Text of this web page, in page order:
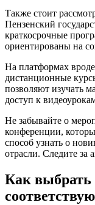
Также стоит
Пензенский
краткосрочные
ориентированы на
На платформах
дистанционные
позволяют изучать
доступ к
Не забывайте о
конференции,
способ узнать о
отрасли. Следите за
Как выбрать